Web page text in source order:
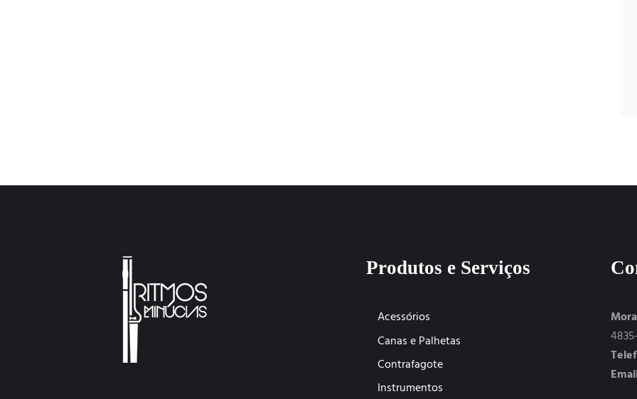
Produtos e Serviços
Acessórios
Canas e Palhetas
Contrafagote
Instrumentos